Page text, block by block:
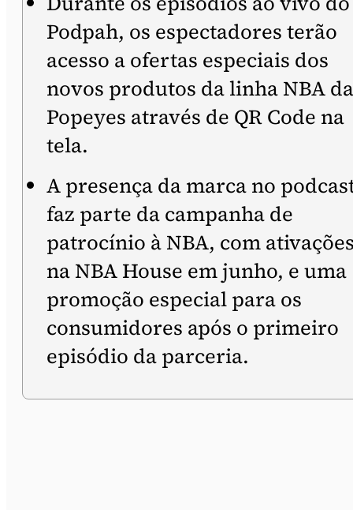
Podpah, os espectadores terão
acesso a ofertas especiais dos
novos produtos da linha NBA da
Popeyes através de QR Code na
tela.
A presença da marca no
faz parte da campanha de
patrocínio à NBA, com
na NBA House em junho, e uma
promoção especial para os
consumidores após o primeiro
episódio da parceria.